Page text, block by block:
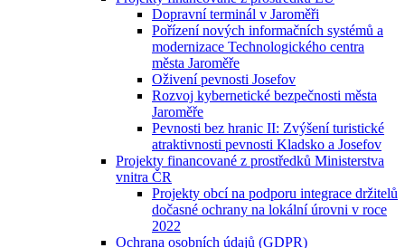
Dopravní terminál v Jaroměři
Pořízení nových informačních systémů a
modernizace Technologického centra
města Jaroměře
Oživení pevnosti Josefov
Rozvoj kybernetické bezpečnosti města
Jaroměře
Pevnosti bez hranic II: Zvýšení turistické
atraktivnosti pevnosti Kladsko a Josefov
Projekty financované z prostředků Ministerstva
vnitra ČR
Projekty obcí na podporu integrace držitelů
dočasné ochrany na lokální úrovni v roce
2022
Ochrana osobních údajů (GDPR)